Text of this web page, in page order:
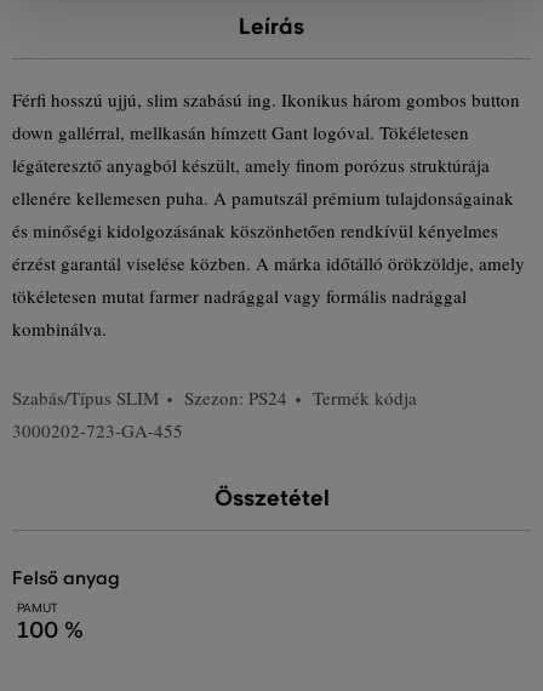
Leírás
Férfi hosszú ujjú, slim szabású ing. Ikonikus három gombos button
down gallérral, mellkasán hímzett Gant logóval. Tökéletesen
légáteresztő anyagból készült, amely finom porózus struktúrája
ellenére kellemesen puha. A pamutszál prémium tulajdonságainak
és minőségi kidolgozásának köszönhetően rendkívül kényelmes
érzést garantál viselése közben. A márka időtálló örökzöldje, amely
tökéletesen mutat farmer nadrággal vagy formális nadrággal
kombinálva.
Szabás/Típus SLIM Szezon: PS24
Termék kódja
3000202-723-GA-455
Összetétel
felső anyag
PAMUT
100 %